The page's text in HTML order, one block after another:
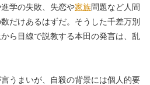
進学の失敗、失恋や家族問題など人間
だけあるはずだ。そうした千差万別
ら目線で説教する本田の発言は、乱
うまいが、自殺の背景には個人的要